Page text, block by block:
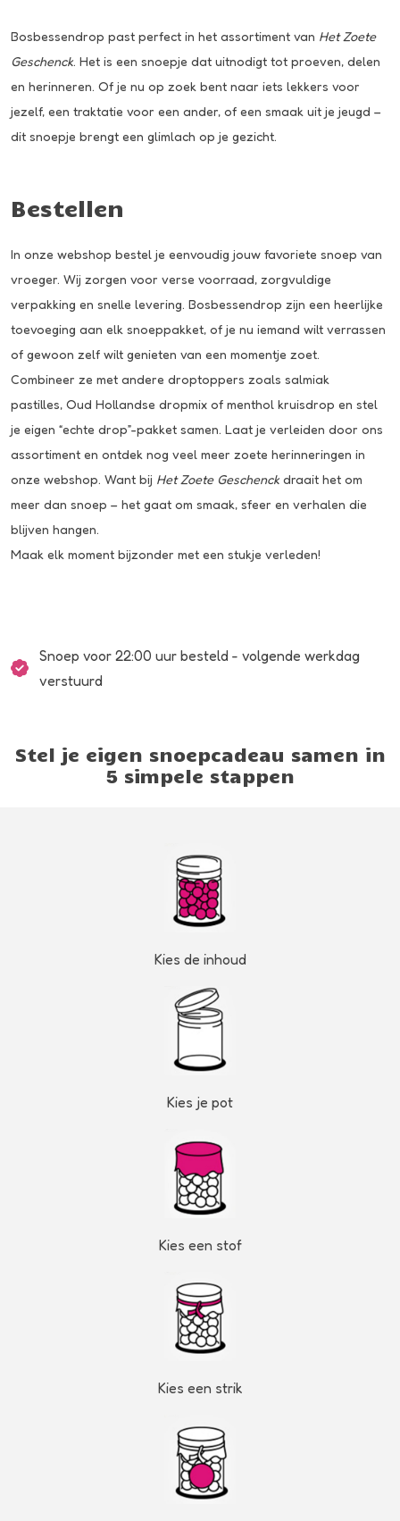
Bosbessendrop past perfect in het assortiment van Het Zoete
Geschenck. Het is een snoepje dat uitnodigt tot proeven, delen
en herinneren. Of je nu op zoek bent naar iets lekkers voor
jezelf, een traktatie voor een ander, of een smaak uit je jeugd –
dit snoepje brengt een glimlach op je gezicht.
Bestellen
In onze webshop bestel je eenvoudig jouw favoriete snoep van
vroeger. Wij zorgen voor verse voorraad, zorgvuldige
verpakking en snelle levering. Bosbessendrop zijn een heerlijke
toevoeging aan elk snoeppakket, of je nu iemand wilt verrassen
of gewoon zelf wilt genieten van een momentje zoet.
Combineer ze met andere droptoppers zoals salmiak
pastilles, Oud Hollandse dropmix of menthol kruisdrop en stel
je eigen “echte drop”-pakket samen. Laat je verleiden door ons
assortiment en ontdek nog veel meer zoete herinneringen in
onze webshop. Want bij Het Zoete Geschenckdraait het om
meer dan snoep – het gaat om smaak, sfeer en verhalen die
blijven hangen.
Maak elk moment bijzonder met een stukje verleden!
Snoep voor 22:00 uur besteld - volgende werkdag
verstuurd
Stel je eigen snoepcadeau samen in
5 simpele stappen
Kies de inhoud
Kies je pot
Kies een stof
Kies een strik